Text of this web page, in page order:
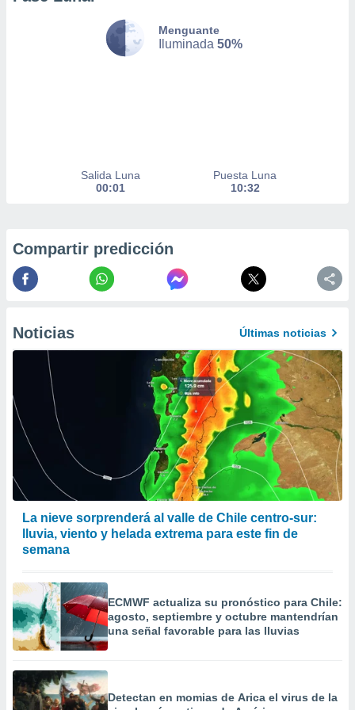
en
a lo que
Para
datos
momento
en
un
o acceder
datos
utilizar
Menguante
Iluminada 50%
Salida Luna
00:01
Puesta Luna
10:32
Compartir predicción
Noticias Últimas noticias
La nieve sorprenderá al valle de Chile centro-sur:
lluvia, viento y helada extrema para este fin de
semana
ECMWF actualiza su pronóstico para Chile:
agosto, septiembre y octubre mantendrían
una señal favorable para las lluvias
Detectan en momias de Arica el virus de la